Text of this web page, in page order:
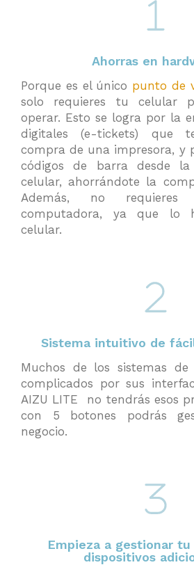
Ahorras en
Porque es el único punto de
solo requieres tu celular
operar. Esto se logra por la
digitales (e-tickets) que
compra de una impresora, y
códigos de barra desde
celular, ahorrándote la
Además, no requieres
computadora, ya que lo
celular.
Sistema intuitivo de
Muchos de los sistemas
complicados por sus
AIZU LITE no tendrás esos
con 5 botones podrás
negocio.
Empieza a gestionar
dispositivos